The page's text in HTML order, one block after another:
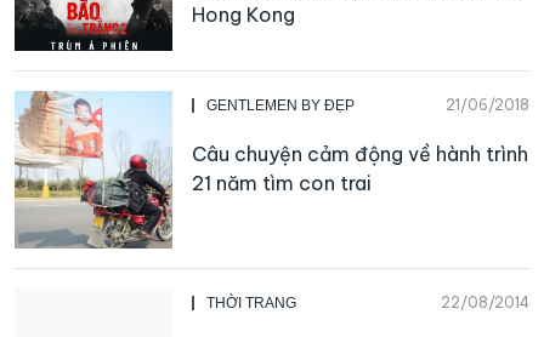
Hong Kong
GENTLEMEN BY ĐẸP 21/06/2018
Câu chuyện cảm động về hành trình
21 năm tìm con trai
THỜI TRANG 22/08/2014